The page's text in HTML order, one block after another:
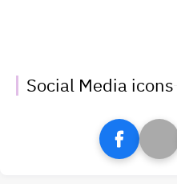
Social Media icons